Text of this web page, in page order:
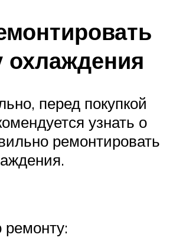
охлаждения
перед покупкой
узнать о
ремонтировать
ремонту: